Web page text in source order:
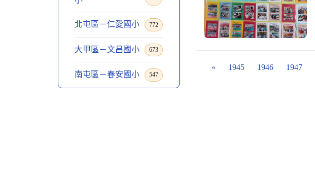
北屯區－仁愛國小 772
大甲區－文昌國小 673
南屯區－春安國小 547
« 1945 1946 1947